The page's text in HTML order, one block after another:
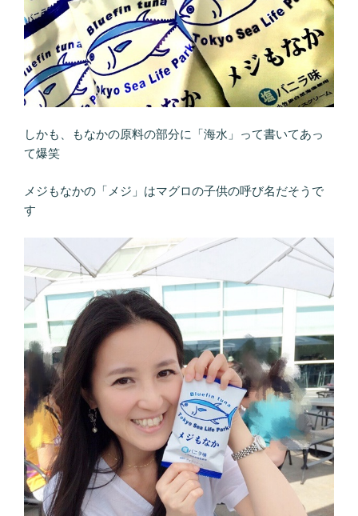
しかも、もなかの原料の部分に「海水」って書いてあっ
て爆笑
メジもなかの「メジ」はマグロの子供の呼び名だそうで
す